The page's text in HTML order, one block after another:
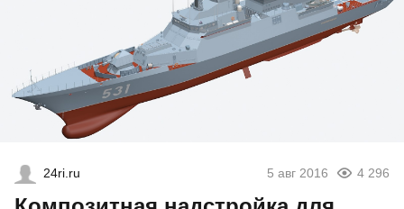
24ri.ru 5 авг 2016 4 296